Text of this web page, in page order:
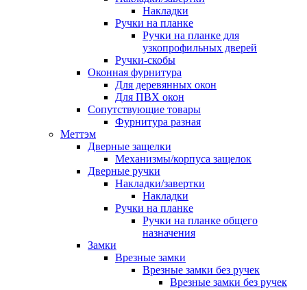
Накладки
Ручки на планке
Ручки на планке для
узкопрофильных дверей
Ручки-скобы
Оконная фурнитура
Для деревянных окон
Для ПВХ окон
Сопутствующие товары
Фурнитура разная
Меттэм
Дверные защелки
Механизмы/корпуса защелок
Дверные ручки
Накладки/завертки
Накладки
Ручки на планке
Ручки на планке общего
назначения
Замки
Врезные замки
Врезные замки без ручек
Врезные замки без ручек